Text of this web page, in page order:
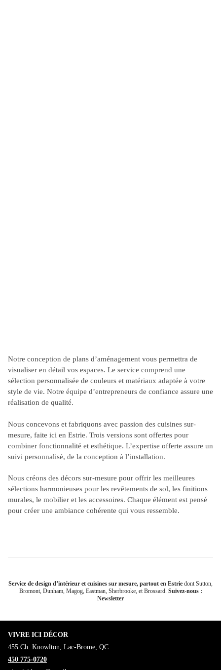
Notre conception de plans d’aménagement vous permettra de
visualiser en détail vos espaces. Le service comprend une
sélection personnalisée de couleurs et matériaux adaptée à votre
style de vie. Notre équipe d’entrepreneurs de confiance assure une
réalisation de qualité.
Nous concevons et fabriquons avec passion des cuisines sur-
mesure, faite ici en Estrie. Trois versions sont offertes pour
combiner fonctionnalité et esthétique. L’expertise offerte assure un
suivi personnalisé, de la conception à l’installation.
Nous créons des décors sur-mesure pour offrir les meilleures
sélections harmonieuses pour les revêtements de sol, les finitions
murales, le mobilier et les accessoires. Chaque élément est pensé
pour créer une ambiance cohérente qui vous ressemble.
Service de design d’intérieur et cuisines sur mesure, partout en Estrie dont Sutton
Bromont, Dunham, Magog, Eastman, Sherbrooke, et Brossard. Suivez-nous :
Newsletter
VIVRE ICI DÉCOR
455 Ch. Knowlton, Lac-Brome, QC
450 775-0720